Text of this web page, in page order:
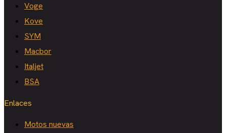
Voge
Kove
SYM
Macbor
Italjet
BSA
Enlaces
Motos nuevas